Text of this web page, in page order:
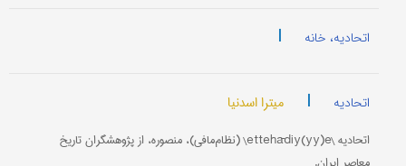
اتحادیه، خانه |
اتحادیه | میترا اسدنیا
اتحادیه \ettehādiy(yy)e\ (نظام‌مافی)، منصوره، از پژوهشگران تاریخ